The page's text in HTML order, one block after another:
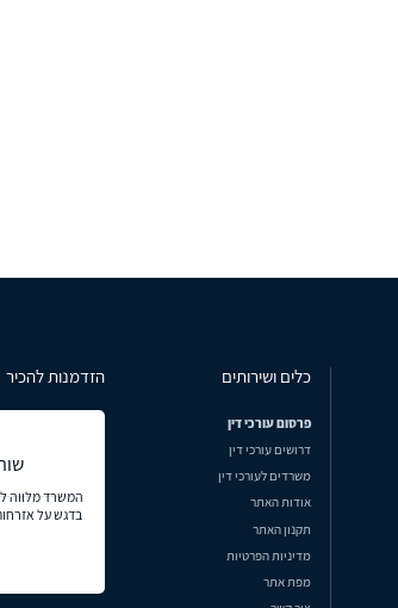
כלים ושירותים
פרסום עורכי דין
דרושים עורכי דין
משרדים לעורכי דין
אודות האתר
תקנון האתר
מדיניות הפרטיות
מפת אתר
הזדמנות להכיר
המשרד מלווה
בדגש על